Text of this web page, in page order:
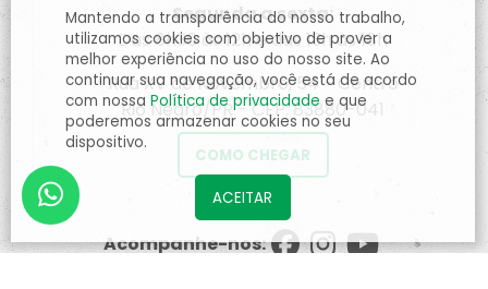
Segunda a sexta:
Das 8h30 às 12h e das 13h às 18h
Rua XV de Novembro, 54 - Centro
Rio Negro/PR - CEP: 83880-041
COMO CHEGAR
Acompanhe-nos:
Mantendo a transparência do nosso trabalho,
utilizamos cookies com objetivo de prover a
melhor experiência no uso do nosso site. Ao
continuar sua navegação, você está de acordo
com nossa Política de privacidadee que
poderemos armazenar cookies no seu
dispositivo.